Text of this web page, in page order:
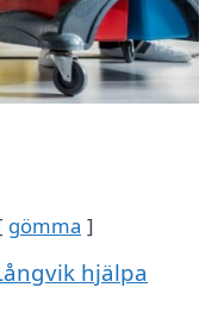
gömma
hjälpa